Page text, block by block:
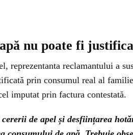
nu poate fi
reprezentanta reclamantului a
prin consumul real al
imputat prin factura contestată.
de apel și desființarea